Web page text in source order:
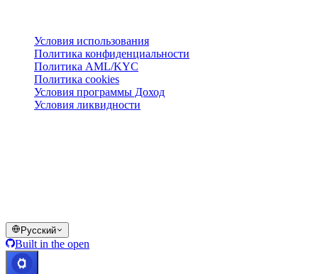
Условия использования
Политика конфиденциальности
Политика AML/KYC
Политика cookies
Условия программы Доход
Условия ликвидности
Русский
Built in the open